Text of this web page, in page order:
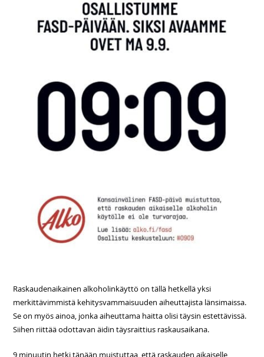
Raskaudenaikainen alkoholinkäyttö on tällä hetkellä yksi
merkittävimmistä kehitysvammaisuuden aiheuttajista länsimaissa.
Se on myös ainoa, jonka aiheuttama haitta olisi täysin estettävissä.
Siihen riittää odottavan äidin täysraittius raskausaikana.
9 minuutin hetki tänään muistuttaa, että raskauden aikaiselle